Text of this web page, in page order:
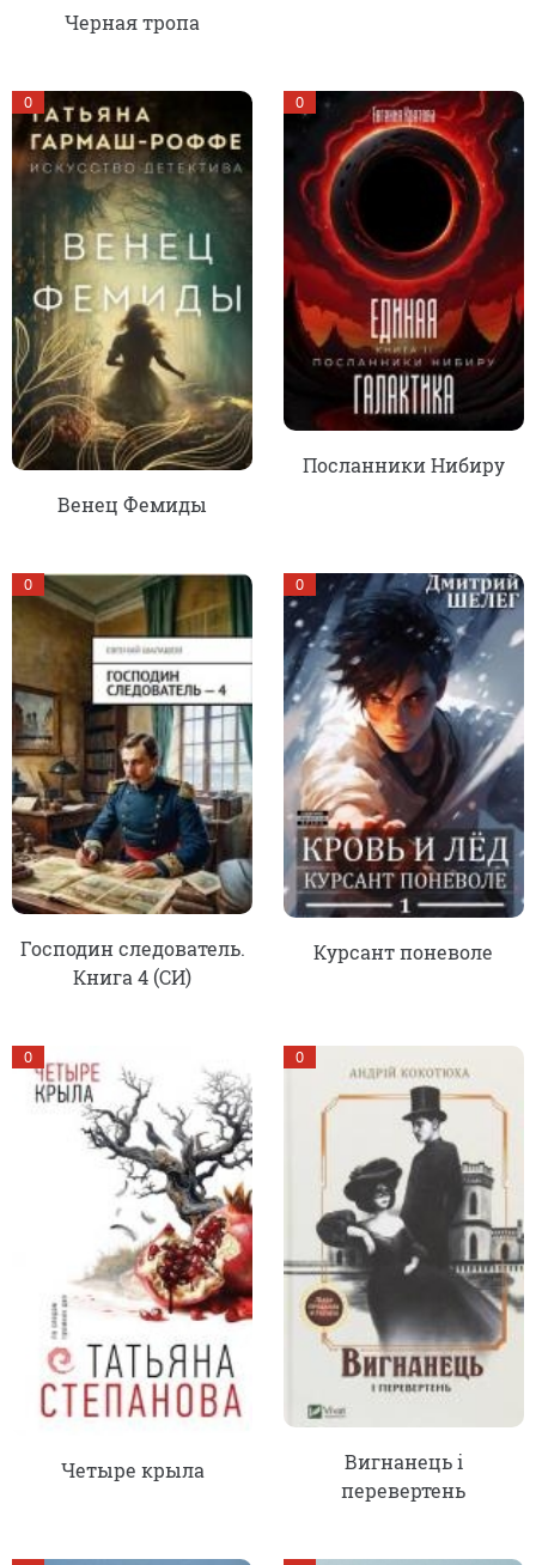
Черная тропа
Венец Фемиды
0
Посланники Нибиру
0
Господин следователь.
Книга 4 (СИ)
0
Курсант поневоле
0
Четыре крыла
0
Вигнанець і
перевертень
0